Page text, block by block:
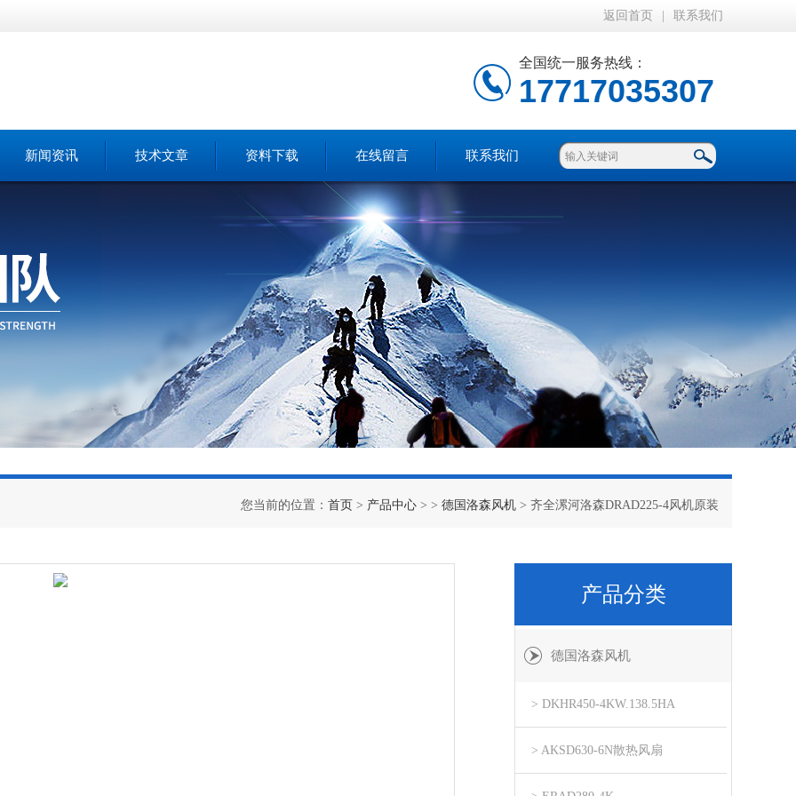
返回首页 联系我们
全国统一服务热线：
17717035307
新闻资讯 技术文章 资料下载 在线留言 联系我们
您当前的位置： 首页 > 产品中心 > > 德国洛森风机 > 齐全漯河洛森DRAD225-4风机原装
产品分类
德国洛森风机
> DKHR450-4KW.138.5HA
> AKSD630-6N散热风扇